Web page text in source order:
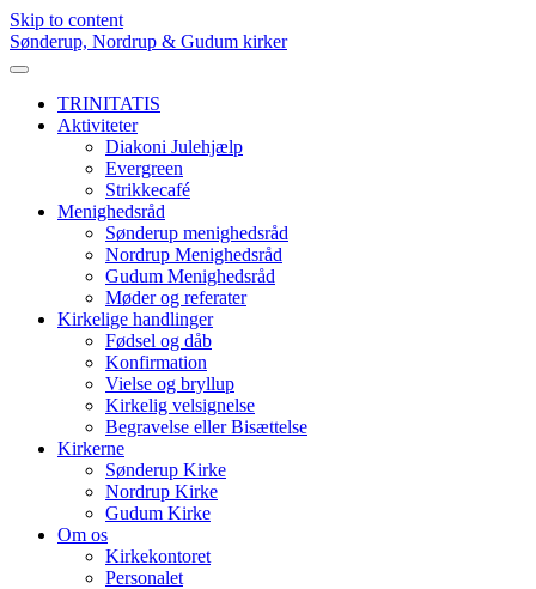
Skip to content
Sønderup, Nordrup & Gudum kirker
TRINITATIS
Aktiviteter
Diakoni Julehjælp
Evergreen
Strikkecafé
Menighedsråd
Sønderup menighedsråd
Nordrup Menighedsråd
Gudum Menighedsråd
Møder og referater
Kirkelige handlinger
Fødsel og dåb
Konfirmation
Vielse og bryllup
Kirkelig velsignelse
Begravelse eller Bisættelse
Kirkerne
Sønderup Kirke
Nordrup Kirke
Gudum Kirke
Om os
Kirkekontoret
Personalet